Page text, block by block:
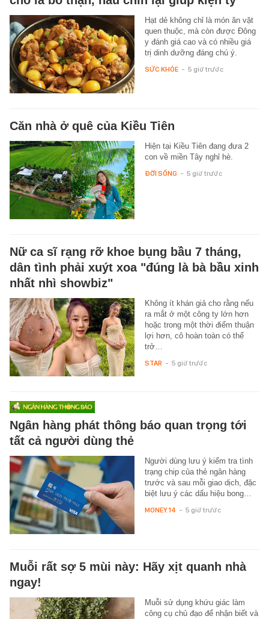
Hạt dẻ không chỉ là món ăn vặt
quen thuộc, mà còn được Đông
y đánh giá cao và có nhiều giá
trị dinh dưỡng đáng chú ý.
SỨC KHỎE - 5 giờ trước
Căn nhà ở quê của Kiều Tiên
Hiện tại Kiều Tiên đang đưa 2
con về miền Tây nghỉ hè.
ĐỜI SỐNG - 5 giờ trước
Nữ ca sĩ rạng rỡ khoe bụng bầu 7 tháng,
dân tình phải xuýt xoa "đúng là bà bầu xinh
nhất nhì showbiz"
Không ít khán giả cho rằng nếu
ra mắt ở một công ty lớn hơn
hoặc trong một thời điểm thuận
lợi hơn, cô hoàn toàn có thể
trở…
STAR - 5 giờ trước
Ngân hàng phát thông báo quan trọng tới
tất cả người dùng thẻ
Người dùng lưu ý kiểm tra tình
trạng chip của thẻ ngân hàng
trước và sau mỗi giao dịch, đặc
biệt lưu ý các dấu hiệu bong…
MONEY.14 - 5 giờ trước
Muỗi rất sợ 5 mùi này: Hãy xịt quanh nhà
ngay!
Muỗi sử dụng khứu giác làm
công cụ chủ đạo để nhận biết và